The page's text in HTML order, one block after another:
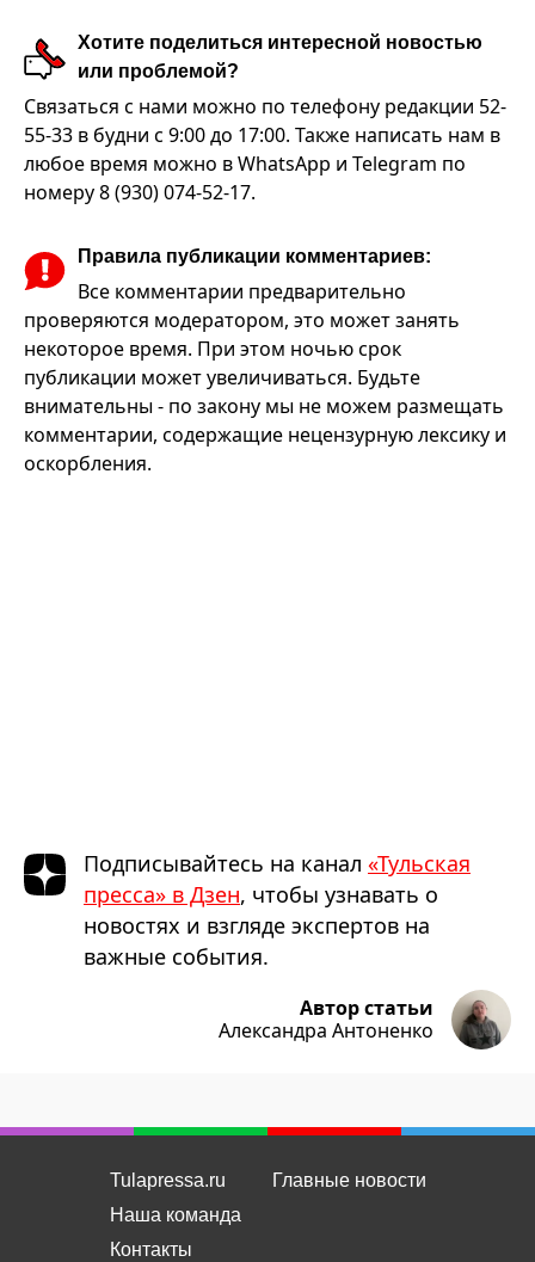
Хотите поделиться интересной новостью
или проблемой?
Связаться с нами можно по телефону редакции 52-
55-33 в будни с 9:00 до 17:00. Также написать нам в
любое время можно в WhatsApp и Telegram по
номеру 8 (930) 074-52-17.
Правила публикации комментариев:
Все комментарии предварительно
проверяются модератором, это может занять
некоторое время. При этом ночью срок
публикации может увеличиваться. Будьте
внимательны - по закону мы не можем размещать
комментарии, содержащие нецензурную лексику и
оскорбления.
Подписывайтесь на канал «Тульская
пресса» в Дзен, чтобы узнавать о
новостях и взгляде экспертов на
важные события.
Автор статьи
Александра Антоненко
Tulapressa.ru
Наша команда
Контакты
Главные новости